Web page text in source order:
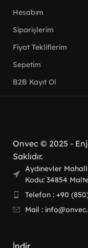
Hesabım
Siparişlerim
Fiyat Tekliflerim
Sepetim
B2B Kayıt Ol
Onvec© 2025-
Saklıdır.
Aydınevler
Kodu: 34854
Telefon : +90
Mail :
İndir